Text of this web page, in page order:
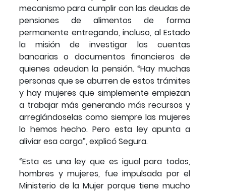
mecanismo para cumplir con las deudas de
pensiones de alimentos de forma
permanente entregando, incluso, al Estado
la misión de investigar las cuentas
bancarias o documentos financieros de
quienes adeudan la pensión. “Hay muchas
personas que se aburren de estos trámites
y hay mujeres que simplemente empiezan
a trabajar más generando más recursos y
arreglándoselas como siempre las mujeres
lo hemos hecho. Pero esta ley apunta a
aliviar esa carga”, explicó Segura.
“Esta es una ley que es igual para todos,
hombres y mujeres, fue impulsada por el
Ministerio de la Mujer porque tiene mucho